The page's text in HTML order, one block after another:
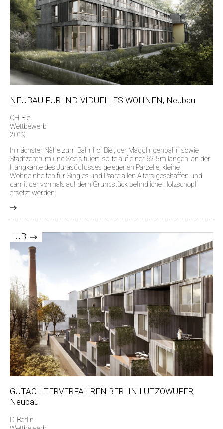
NEUBAU FÜR INDIVIDUELLES WOHNEN, Neubau
CH-Biel
Wettbewerb
2019
In nächster Nähe zum Bahnhof Biel, der Magglingenbahn sowie
Stadtzentrum und See situiert, sollte auf einer 62.5m langen, an der
Hangkante des Jurasüdfusses gelegenen Parzelle, kleine
Wohneinheiten für Singles und Paare allen Alters geschaffen und
damit der vormals auf dem Grundstück befindliche Holzschopf
ersetzt werden.
LUB
GUTACHTERVERFAHREN BERLIN LÜTZOWUFER,
Neubau
D-Berlin